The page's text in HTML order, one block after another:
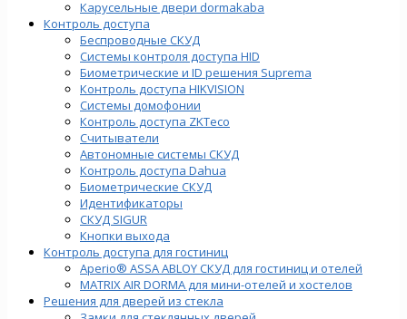
Карусельные двери dormakaba
Контроль доступа
Беспроводные СКУД
Системы контроля доступа HID
Биометрические и ID решения Suprema
Контроль доступа HIKVISION
Системы домофонии
Контроль доступа ZKTeco
Считыватели
Автономные системы СКУД
Контроль доступа Dahua
Биометрические СКУД
Идентификаторы
СКУД SIGUR
Кнопки выхода
Контроль доступа для гостиниц
Aperio® ASSA ABLOY СКУД для гостиниц и отелей
MATRIX AIR DORMA для мини-отелей и хостелов
Решения для дверей из стекла